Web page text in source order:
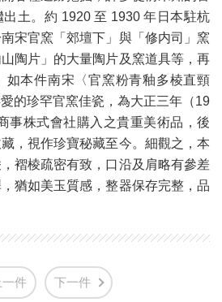
土。約 1920 至 1930 年日本駐杭
宋官窯「郊壇下」與「修内司」窯
陶片」的大量陶片及窯道具等，再
如本件南宋〈官窯粉青釉多棱直頸
的珍罕官窯佳瓷，為大正三年（19
事株式會社購入之貴重美術品，後
，視作珍寶秘藏至今。細觀之，本
褶棱疏密有致，口沿及肩略有參差
猶如美玉質感，整器保存完整，品
一件 下一件